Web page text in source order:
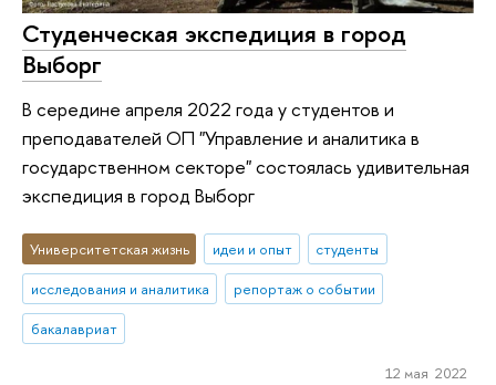
Студенческая экспедиция в город
Выборг
В середине апреля 2022 года у студентов и
преподавателей ОП "Управление и аналитика в
государственном секторе" состоялась удивительная
экспедиция в город Выборг
Университетская жизнь идеи и опыт
студенты
исследования и аналитика
репортаж о событии
бакалавриат
12 мая 2022